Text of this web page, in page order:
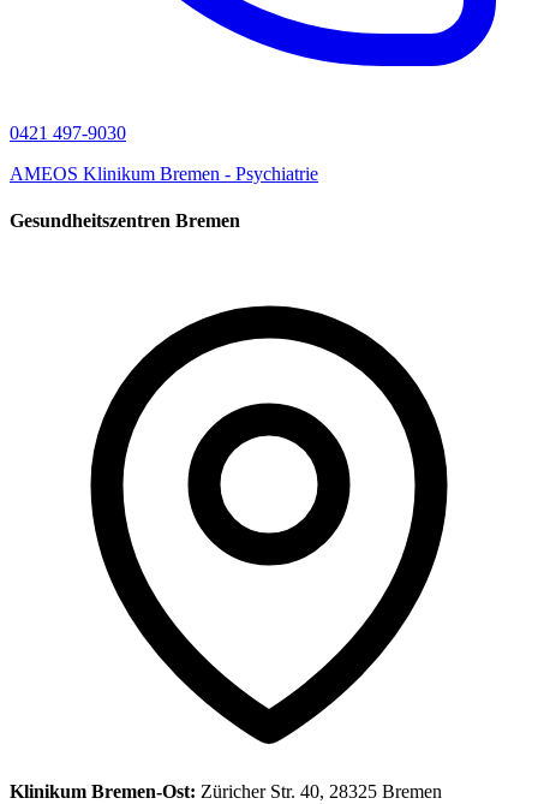
0421 497-9030
AMEOS Klinikum Bremen - Psychiatrie
Gesundheitszentren Bremen
Klinikum Bremen-Ost: Züricher Str. 40, 28325 Bremen